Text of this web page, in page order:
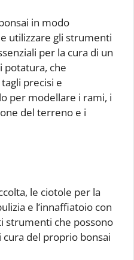
in modo
utilizzare gli strumenti
per la cura di un
potatura, che
precisi e
per modellare i rami, i
del terreno e i
le ciotole per la
e l’innaffiatoio con
strumenti che possono
del proprio bonsai